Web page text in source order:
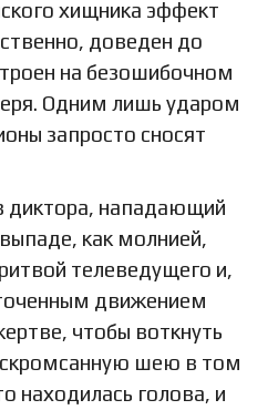
хищника эффект
доведен до
на безошибочном
Одним лишь ударом
запросто сносят
диктора, нападающий
как молнией,
телеведущего и,
движением
чтобы воткнуть
шею в том
находилась голова, и